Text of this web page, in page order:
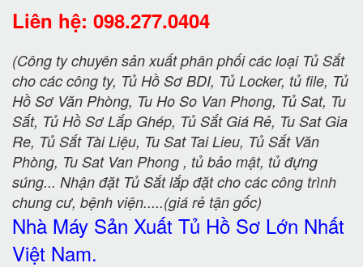
Liên hệ: 098.277.0404
(Công ty chuyên sản xuất phân phối các loại Tủ Sắt
cho các công ty, Tủ Hồ Sơ BDI, Tủ Locker, tủ file, Tủ
Hồ Sơ Văn Phòng, Tu Ho So Van Phong, Tủ Sat, Tu
Sắt, Tủ Hồ Sơ Lắp Ghép, Tủ Sắt Giá Rẻ, Tu Sat Gia
Re, Tủ Sắt Tài Liệu, Tu Sat Tai Lieu, Tủ Sắt Văn
Phòng, Tu Sat Van Phong , tủ bảo mật, tủ đựng
súng... Nhận đặt Tủ Sắt lắp đặt cho các công trình
chung cư, bệnh viện.....(giá rẻ tận gốc)
Nhà Máy Sản Xuất Tủ Hồ Sơ Lớn Nhất
Việt Nam.